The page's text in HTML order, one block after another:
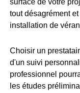
surface de votre
tout désagrément
installation de
Choisir un
d'un suivi
professionnel
les études